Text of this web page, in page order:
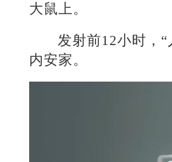
大鼠上。
发射前12小时，
内安家。